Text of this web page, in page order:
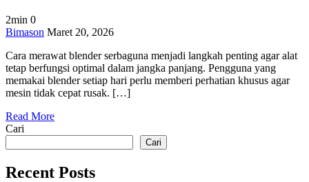
2min 0
on
Merawat
Blender
Serbaguna
Agar
Awet
Bimason Maret 20, 2026
Cara merawat blender serbaguna menjadi langkah penting agar alat
tetap berfungsi optimal dalam jangka panjang. Pengguna yang
memakai blender setiap hari perlu memberi perhatian khusus agar
mesin tidak cepat rusak. […]
Read More
Cari
Cari
Recent Posts